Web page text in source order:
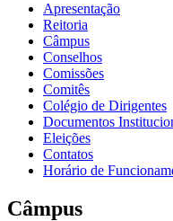
Apresentação
Reitoria
Câmpus
Conselhos
Comissões
Comitês
Colégio de Dirigentes
Documentos
Eleições
Contatos
Horário de
Câmpus